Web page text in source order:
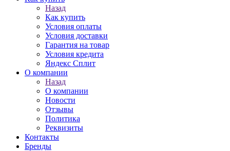
Назад
Как купить
Условия оплаты
Условия доставки
Гарантия на товар
Условия кредита
Яндекс Сплит
О компании
Назад
О компании
Новости
Отзывы
Политика
Реквизиты
Контакты
Бренды